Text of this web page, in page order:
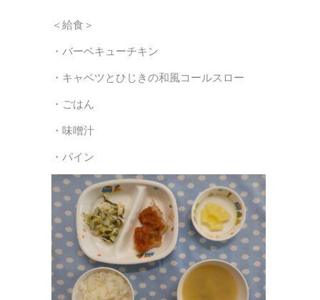
＜給食＞
・バーベキューチキン
・キャベツとひじきの和風コールスロー
・ごはん
・味噌汁
・パイン